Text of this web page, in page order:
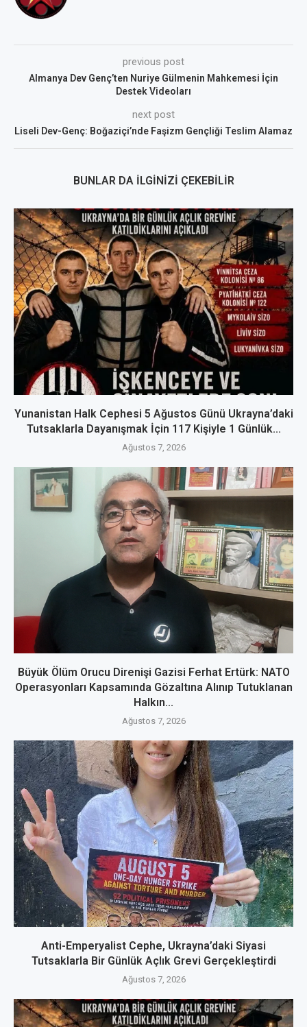
previous post
Almanya Dev Genç’ten Nuriye Gülmenin Mahkemesi İçin
Destek Videoları
next post
Liseli Dev-Genç: Boğaziçi’nde Faşizm Gençliği Teslim Alamaz
BUNLAR DA İLGINIZI ÇEKEBILIR
Yunanistan Halk Cephesi 5 Ağustos Günü Ukrayna’daki
Tutsaklarla Dayanışmak İçin 117 Kişiyle 1 Günlük...
Ağustos 7, 2026
Büyük Ölüm Orucu Direnişi Gazisi Ferhat Ertürk: NATO
Operasyonları Kapsamında Gözaltına Alınıp Tutuklanan
Halkın...
Ağustos 7, 2026
Anti-Emperyalist Cephe, Ukrayna’daki Siyasi
Tutsaklarla Bir Günlük Açlık Grevi Gerçekleştirdi
Ağustos 7, 2026